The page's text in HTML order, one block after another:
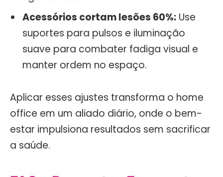
Acessórios cortam lesões 60%: Use
suportes para pulsos e iluminação
suave para combater fadiga visual e
manter ordem no espaço.
Aplicar esses ajustes transforma o home
office em um aliado diário, onde o bem-
estar impulsiona resultados sem sacrificar
a saúde.